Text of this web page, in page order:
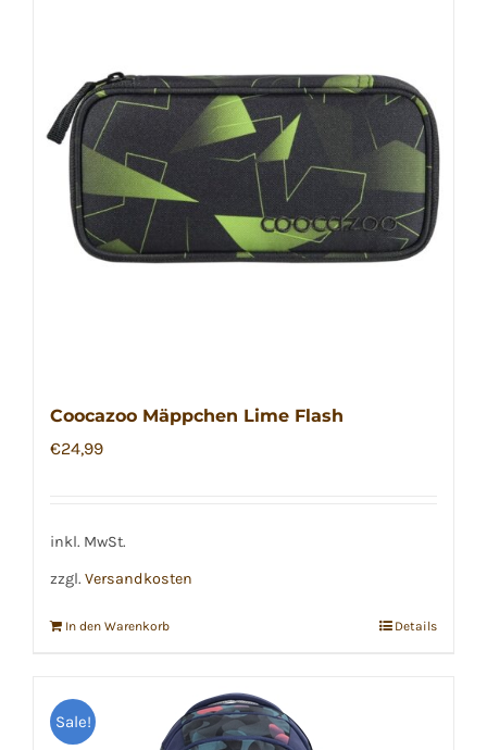
Coocazoo Mäppchen Lime Flash
€24,99
inkl. MwSt.
zzgl. Versandkosten
In den Warenkorb Details
Sale!